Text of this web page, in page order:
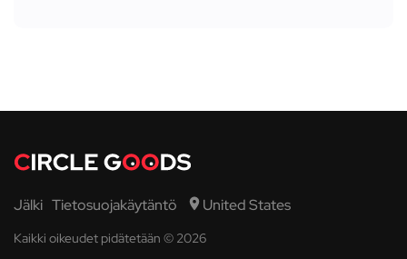
Jälki Tietosuojakäytäntö United States
Kaikki oikeudet pidätetään © 2026